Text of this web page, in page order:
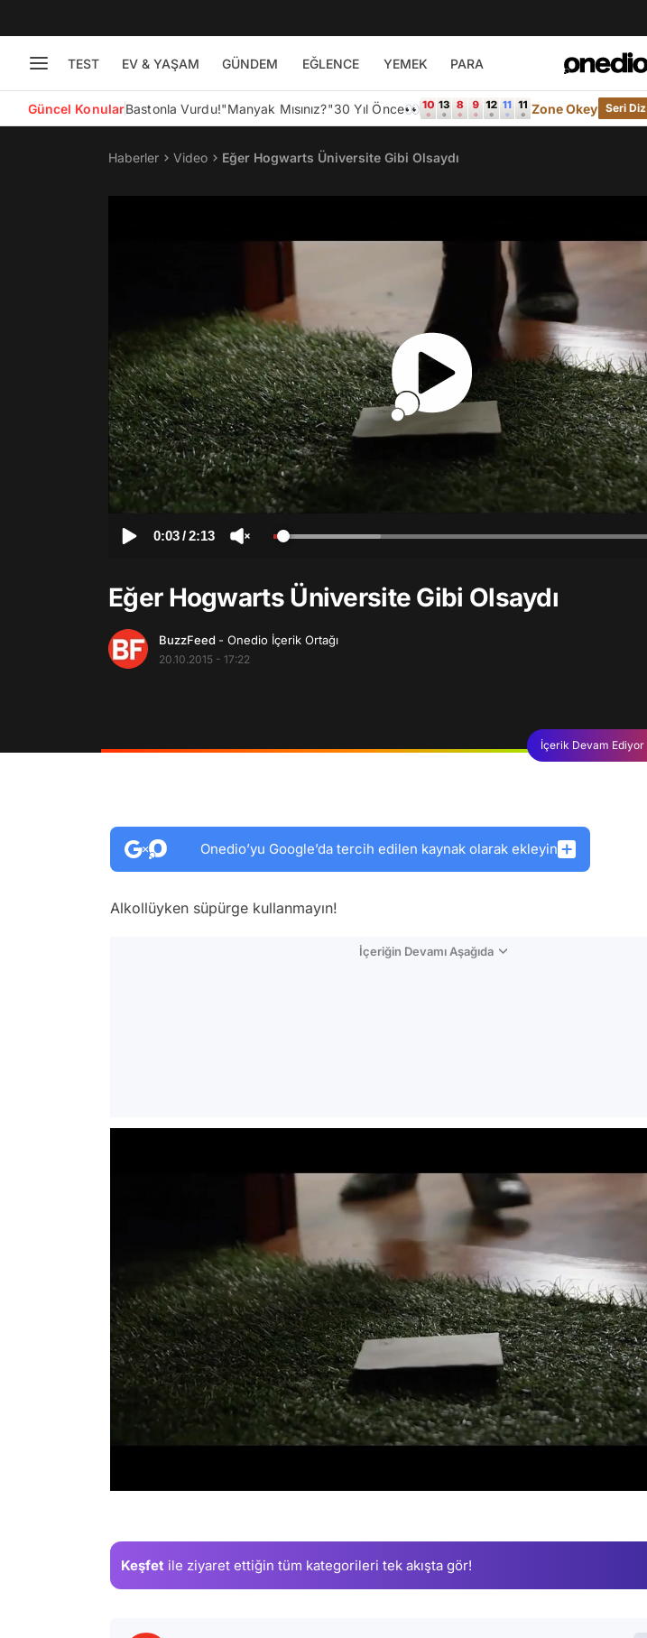
TEST EV & YAŞAM GÜNDEM EĞLENCE YEMEK PARA
Güncel KonularBastonla Vurdu!"Manyak Mısınız?"30 Yıl Önce👀 Zone Okey Seri Diz
Haberler Video Eğer Hogwarts Üniversite Gibi Olsaydı
0:03/2:13
Eğer Hogwarts Üniversite Gibi Olsaydı
BuzzFeed - Onedio İçerik Ortağı
20.10.2015 - 17:22
İçerik Devam Ediyor
Onedio’yu Google’da tercih edilen kaynak olarak ekleyin
Alkollüyken süpürge kullanmayın!
İçeriğin Devamı Aşağıda
Keşfet ile ziyaret ettiğin tüm kategorileri tek akışta gör!